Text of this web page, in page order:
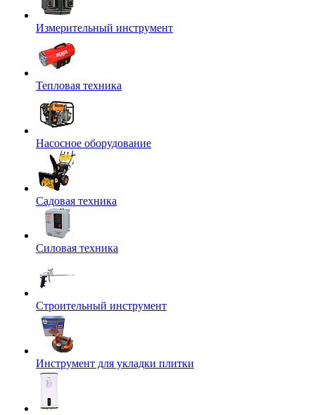
Измерительный инструмент
Тепловая техника
Насосное оборудование
Садовая техника
Силовая техника
Строительный инструмент
Инструмент для укладки плитки